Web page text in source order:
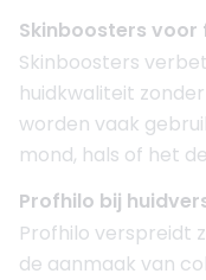
Skinboosters voor
Skinboosters
huidkwaliteit
worden vaak
mond, hals of het
Profhilo bij
Profhilo verspreidt
de aanmaak van